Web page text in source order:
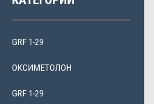
GRF 1-29
ОКСИМЕТОЛОН
GRF 1-29